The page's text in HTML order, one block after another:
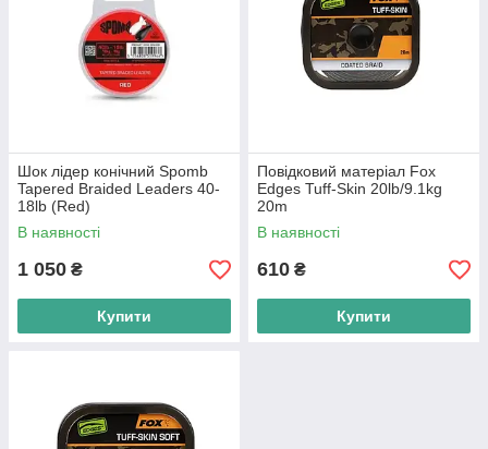
Шок лідер конічний Spomb
Tapered Braided Leaders 40-
18lb (Red)
В наявності
1 050 ₴
Купити
Повідковий матеріал Fox
Edges Tuff-Skin 20lb/9.1kg
20m
В наявності
610 ₴
Купити